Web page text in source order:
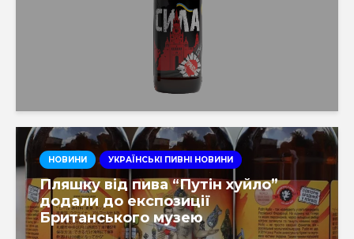
НОВИНИ УКРАЇНСЬКІ ПИВНІ НОВИНИ
Пляшку від пива “Путін хуйло”
додали до експозиції
Британського музею